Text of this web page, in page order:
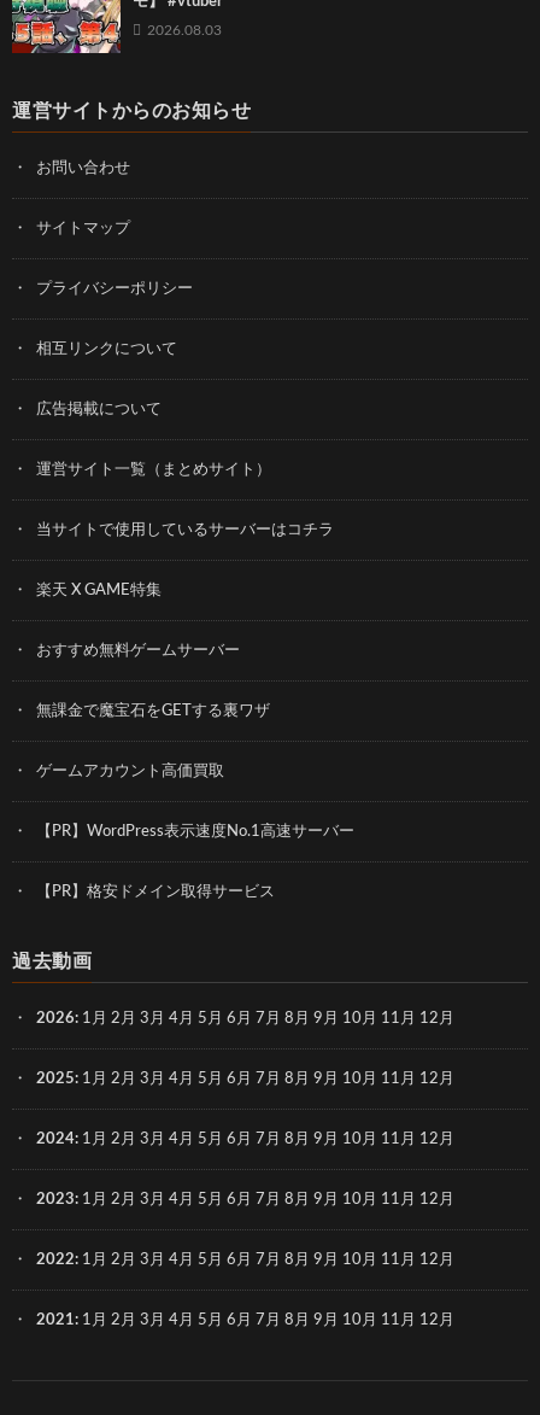
2026.08.03
運営サイトからのお知らせ
お問い合わせ
サイトマップ
プライバシーポリシー
相互リンクについて
広告掲載について
運営サイト一覧（まとめサイト）
当サイトで使用しているサーバーはコチラ
楽天 X GAME特集
おすすめ無料ゲームサーバー
無課金で魔宝石をGETする裏ワザ
ゲームアカウント高価買取
【PR】WordPress表示速度No.1高速サーバー
【PR】格安ドメイン取得サービス
過去動画
2026: 1月 2月 3月 4月 5月 6月 7月 8月 9月 10月 11月 12月
2025: 1月 2月 3月 4月 5月 6月 7月 8月 9月 10月 11月 12月
2024: 1月 2月 3月 4月 5月 6月 7月 8月 9月 10月 11月 12月
2023: 1月 2月 3月 4月 5月 6月 7月 8月 9月 10月 11月 12月
2022: 1月 2月 3月 4月 5月 6月 7月 8月 9月 10月 11月 12月
2021: 1月 2月 3月 4月 5月 6月 7月 8月 9月 10月 11月 12月